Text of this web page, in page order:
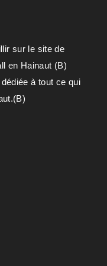
sur le site de
en Hainaut (B)
à tout ce qui